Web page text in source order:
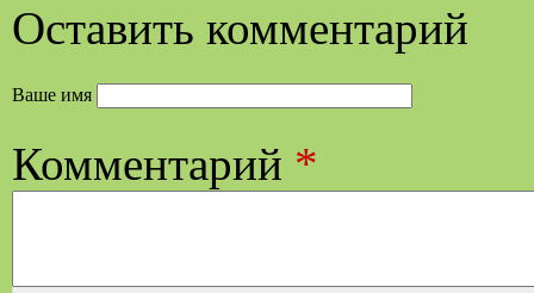
Оставить комментарий
Ваше имя
Комментарий *